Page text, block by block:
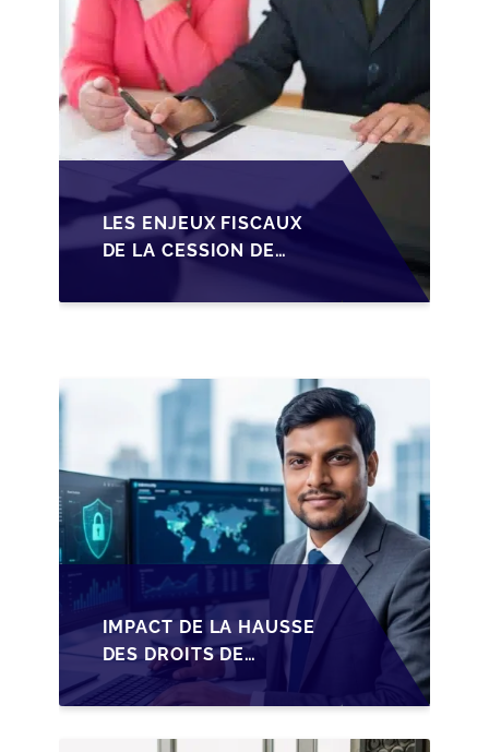
LES ENJEUX FISCAUX
DE LA CESSION DE
LES DIRIGEANTS DE
IMPACT DE LA HAUSSE
DES DROITS DE
SUCCESSION EN
WALLONIE SUR LA
TRANSMISSION